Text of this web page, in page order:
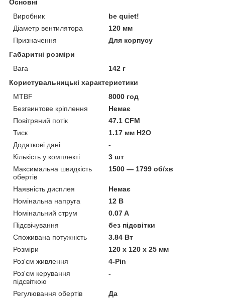
Основні
Виробник
be quiet!
Діаметр вентилятора
120 мм
Призначення
Для корпусу
Габаритні розміри
Вага
142 г
Користувальницькі характеристики
MTBF
8000 год
Безгвинтове кріплення
Немає
Повітряний потік
47.1 CFM
Тиск
1.17 мм H2O
Додаткові дані
-
Кількість у комплекті
3 шт
Максимальна швидкість
обертів
1500 — 1799 об/хв
Наявність дисплея
Немає
Номінальна напруга
12 В
Номінальний струм
0.07 A
Підсвічування
без підсвітки
Споживана потужність
3.84 Вт
Розміри
120 х 120 х 25 мм
Роз'єм живлення
4-Pin
Роз'єм керування
підсвіткою
-
Регулювання обертів Да